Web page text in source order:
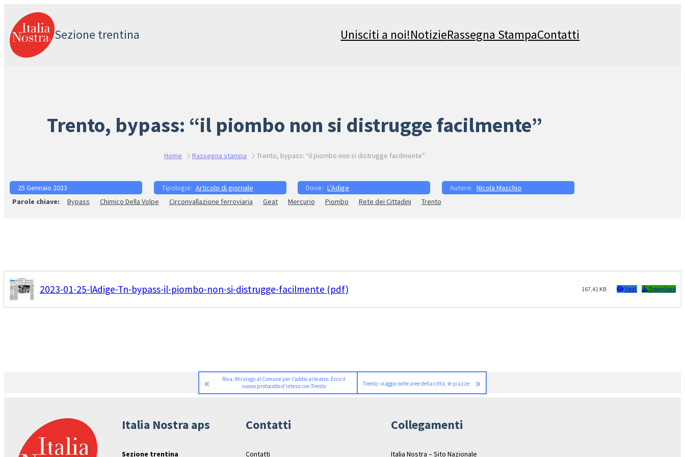
al
contenuto
Sezione trentina Unisciti a noi!NotizieRassegna StampaContatti
Trento, bypass: “il piombo non si distrugge facilmente”
Home Rassegna stampa Trento, bypass: “il piombo non si distrugge facilmente”
25 Gennaio 2023 Articolo di giornale L’Adige
Nicola Maschio
Bypass
Chimico Della Volpe Circonvallazione ferroviaria Geat Mercurio Piombo Rete dei Cittadini Trento
2023-01-25-lAdige-Tn-bypass-il-piombo-non-si-distrugge-facilmente (pdf) 167,41 KB Vedi Download
«
Riva: Miralago al Comune per l’addio al teatro. Ecco il
nuovo protocollo d’intesa con Trento
Trento: viaggio nelle aree della città, le piazze »
Italia Nostra aps
Sezione trentina
Contatti
Contatti
Collegamenti
Italia Nostra – Sito Nazionale